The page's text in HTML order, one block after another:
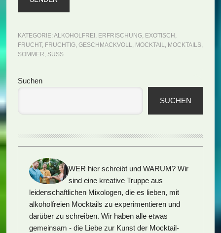
KATEGORIE: ALKOHOLFREI , ERFRISCHUNG, EXOTISCH ,
FRUCHT, FRUCHTIG, GESCHMACKVOLL, MOCKTAIL, MOCKTAILS,
SOMMER, SÜSS
Seitenspalte
Suchen
SUCHEN
WER hier schreibt und WARUM? Wir
sind eine kreative Truppe aus
leidenschaftlichen Mixologen, die es lieben, mit
alkoholfreien Mocktails zu experimentieren und
darüber zu schreiben. Wir haben alle etwas
gemeinsam - die Liebe zur Kunst der Mocktail-